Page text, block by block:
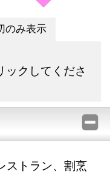
のみ表示
ックしてくださ
ストラン、割烹